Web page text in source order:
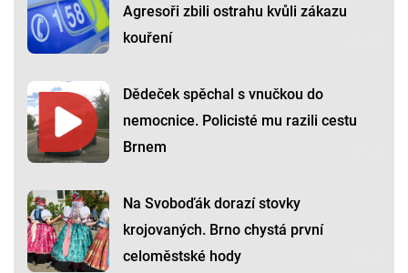
Agresoři zbili ostrahu kvůli zákazu
kouření
Dědeček spěchal s vnučkou do
nemocnice. Policisté mu razili cestu
Brnem
Na Svoboďák dorazí stovky
krojovaných. Brno chystá první
celoměstské hody